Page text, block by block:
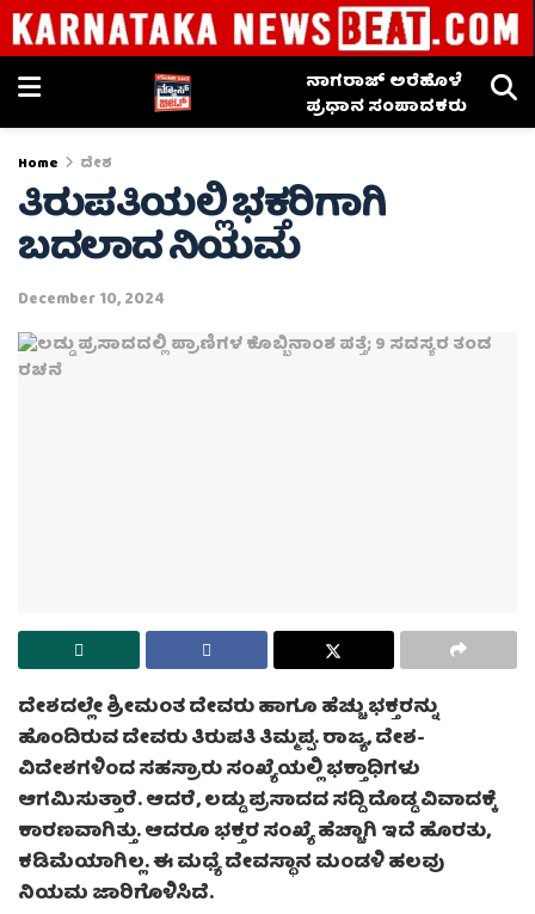
ನಾಗರಾಜ್ ಅರೆಹೊಳೆ
ಪ್ರಧಾನ ಸಂಪಾದಕರು
Home ದೇಶ
ತಿರುಪತಿಯಲ್ಲಿ ಭಕ್ತರಿಗಾಗಿ
ಬದಲಾದ ನಿಯಮ
December 10, 2024
ದೇಶದಲ್ಲೇ ಶ್ರೀಮಂತ ದೇವರು ಹಾಗೂ ಹೆಚ್ಚು ಭಕ್ತರನ್ನು
ಹೊಂದಿರುವ ದೇವರು ತಿರುಪತಿ ತಿಮ್ಮಪ್ಪ. ರಾಜ್ಯ, ದೇಶ-
ವಿದೇಶಗಳಿಂದ ಸಹಸ್ರಾರು ಸಂಖ್ಯೆಯಲ್ಲಿ ಭಕ್ತಾಧಿಗಳು
ಆಗಮಿಸುತ್ತಾರೆ. ಆದರೆ, ಲಡ್ಡು ಪ್ರಸಾದದ ಸದ್ದಿ ದೊಡ್ಡ ವಿವಾದಕ್ಕೆ
ಕಾರಣವಾಗಿತ್ತು. ಆದರೂ ಭಕ್ತರ ಸಂಖ್ಯೆ ಹೆಚ್ಚಾಗಿ ಇದೆ ಹೊರತು,
ಕಡಿಮೆಯಾಗಿಲ್ಲ. ಈ ಮಧ್ಯೆ ದೇವಸ್ಥಾನ ಮಂಡಳಿ ಹಲವು
ನಿಯಮ ಜಾರಿಗೊಳಿಸಿದೆ.